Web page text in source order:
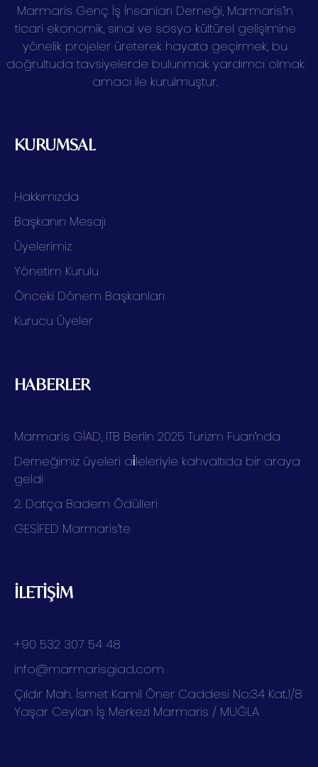
Marmaris Genç İş İnsanları Derneği, Marmaris’in
ticari ekonomik, sınai ve sosyo kültürel gelişimine
yönelik projeler üreterek hayata geçirmek, bu
doğrultuda tavsiyelerde bulunmak yardımcı olmak
amacı ile kurulmuştur.
KURUMSAL
Hakkımızda
Başkanın Mesajı
Üyelerimiz
Yönetim Kurulu
Önceki Dönem Başkanları
Kurucu Üyeler
HABERLER
Marmaris GİAD, ITB Berlin 2025 Turizm Fuarı’nda
Derneğimiz üyeleri ai̇leleriyle kahvaltıda bir araya
geldi
2. Datça Badem Ödülleri
GESİFED Marmaris’te
İLETİŞİM
+90 532 307 54 48
info@marmarisgiad.com
Çıldır Mah. İsmet Kamil Öner Caddesi No:34 Kat.1/8
Yaşar Ceylan İş Merkezi Marmaris / MUĞLA